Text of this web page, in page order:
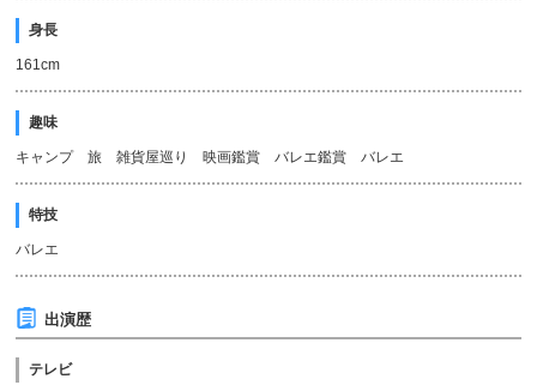
身長
161cm
趣味
キャンプ 旅 雑貨屋巡り 映画鑑賞 バレエ鑑賞 バレエ
特技
バレエ
出演歴
テレビ